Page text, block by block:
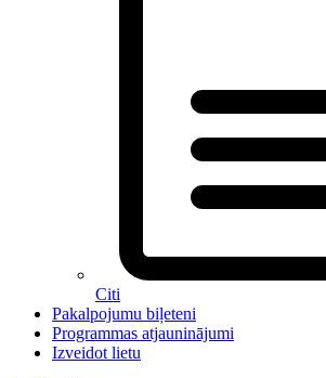
Citi
Pakalpojumu biļeteni
Programmas atjauninājumi
Izveidot lietu